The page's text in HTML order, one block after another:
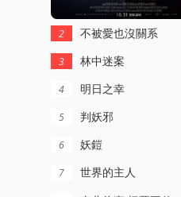
2 不被愛也沒關系
3 林中迷案
4 明日之幸
5 判妖邪
6 妖鎧
7 世界的主人